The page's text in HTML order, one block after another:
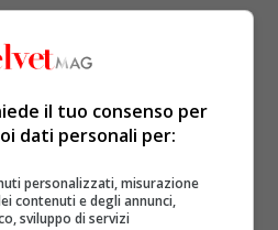
il tuo consenso per
dati personali per:
personalizzati, misurazione
contenuti e degli annunci,
sviluppo di servizi